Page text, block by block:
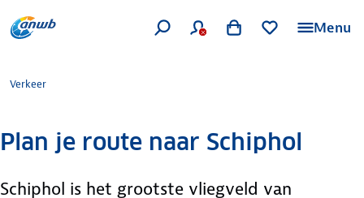
Menu
Verkeer
Plan je route naar Schiphol
Schiphol is het grootste vliegveld van